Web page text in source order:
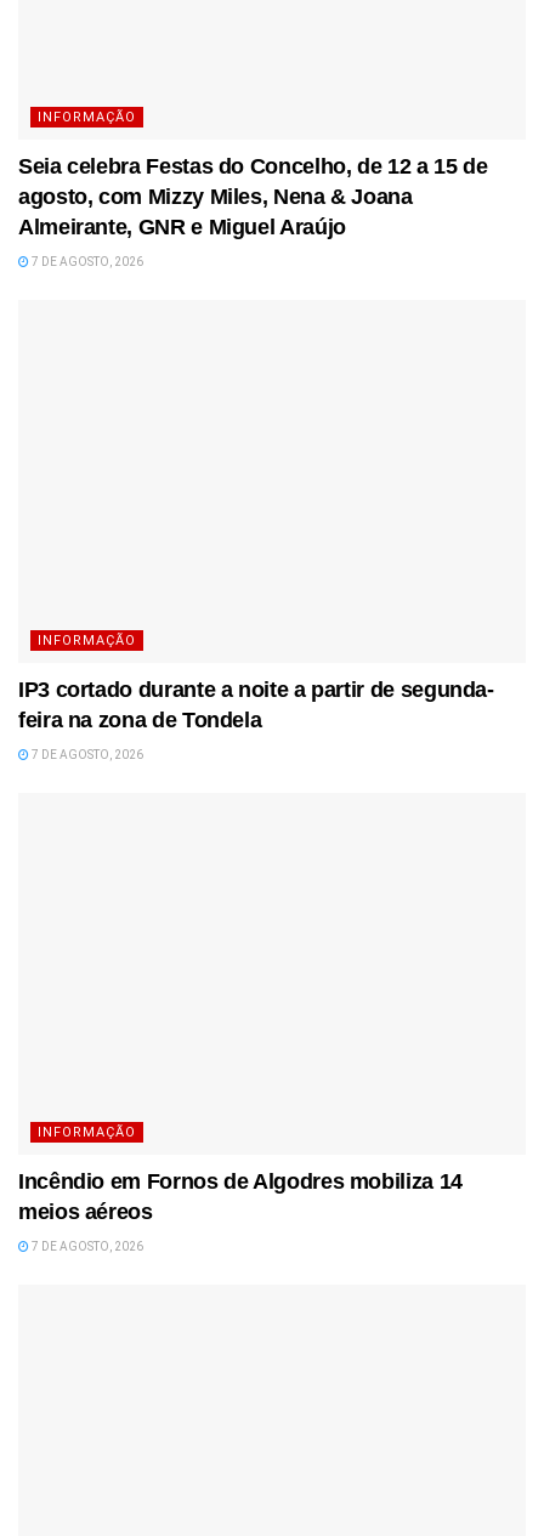
INFORMAÇÃO
Seia celebra Festas do Concelho, de 12 a 15 de
agosto, com Mizzy Miles, Nena & Joana
Almeirante, GNR e Miguel Araújo
7 DE AGOSTO, 2026
INFORMAÇÃO
IP3 cortado durante a noite a partir de segunda-
feira na zona de Tondela
7 DE AGOSTO, 2026
INFORMAÇÃO
Incêndio em Fornos de Algodres mobiliza 14
meios aéreos
7 DE AGOSTO, 2026